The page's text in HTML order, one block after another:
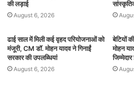
o
o
k
p
p
g
er
की लड़ाई
August 6, 2026
ढाई साल में मिली कई वृहद परियोजनाओं को
मंजूरी, CM डॉ. मोहन यादव ने गिनाईं
सरकार की उपलब्धियां
August 6, 2026
बेटियों
मोहन